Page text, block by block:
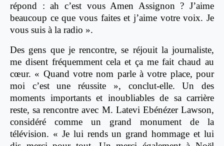
répond : ah c’est vous Amen Assignon ? J’aime
beaucoup ce que vous faites et j’aime votre voix. Je
vous suis à la radio ».
Des gens que je rencontre, se réjouit la journaliste,
me disent fréquemment cela et ça me fait chaud au
cœur. « Quand votre nom parle à votre place, pour
moi c’est une réussite », conclut-elle. Un des
moments importants et inoubliables de sa carrière
reste, sa rencontre avec M. Latevi Ebénézer Lawson,
considéré comme un grand monument de la
télévision. « Je lui rends un grand hommage et lui